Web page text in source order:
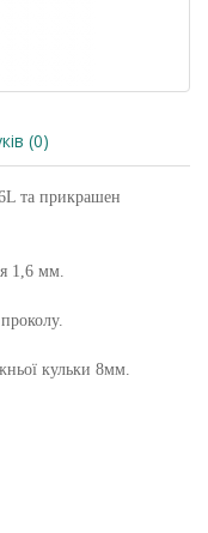
(0)
та прикрашен
1,6 мм.
проколу.
кульки 8мм.